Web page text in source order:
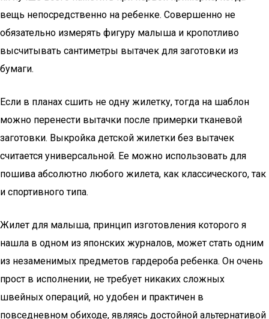
вещь непосредственно на ребенке. Совершенно не
обязательно измерять фигуру малыша и кропотливо
высчитывать сантиметры вытачек для заготовки из
бумаги.
Если в планах сшить не одну жилетку, тогда на шаблон
можно перенести вытачки после примерки тканевой
заготовки. Выкройка детской жилетки без вытачек
считается универсальной. Ее можно использовать для
пошива абсолютно любого жилета, как классического, так
и спортивного типа.
Жилет для малыша, принцип изготовления которого я
нашла в одном из японских журналов, может стать одним
из незаменимых предметов гардероба ребенка. Он очень
прост в исполнении, не требует никаких сложных
швейных операций, но удобен и практичен в
повседневном обиходе, являясь достойной альтернативой